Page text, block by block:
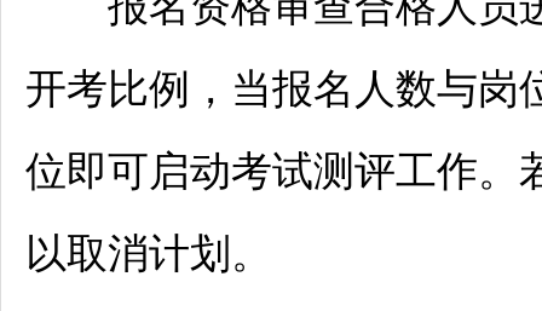
开考比例，当报名人数与岗
位即可启动考试测评工作。
以取消计划。